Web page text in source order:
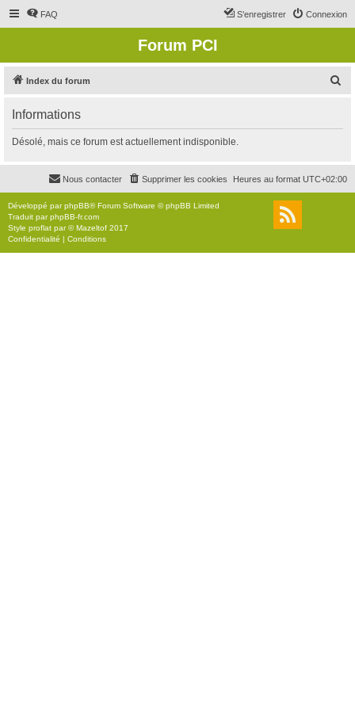
FAQ Connexion
S’enregistrer
Forum PCI
Index du forum
r
c
r
Informations
Désolé, mais ce forum est actuellement indisponible.
Heures au format UTC+02:00
Supprimer les cookies
Nous contacter
Développé parphpBB® Forum Software © phpBB Limited
Traduit parphpBB-fr.com
Style proflat par ©Mazeltof 2017
Confidentialité | Conditions